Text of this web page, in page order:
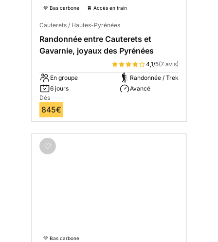
💚 Bas carbone 🚆 Accès en train
Cauterets / Hautes-Pyrénées
Randonnée entre Cauterets et
Gavarnie, joyaux des Pyrénées
4,1/5(7 avis)
En groupe
6 jours
Randonnée / Trek
Avancé
Dès
845€
💚 Bas carbone